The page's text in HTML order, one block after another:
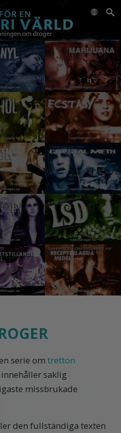
serie om tretton
saklig
missbrukade
den fullständiga texten